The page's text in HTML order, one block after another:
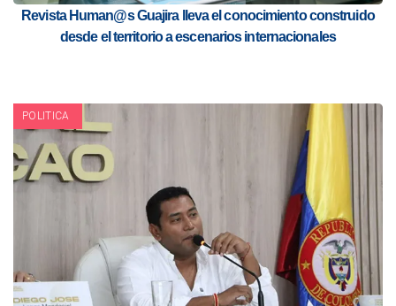
Revista Human@s Guajira lleva el conocimiento construido
desde el territorio a escenarios internacionales
POLITICA